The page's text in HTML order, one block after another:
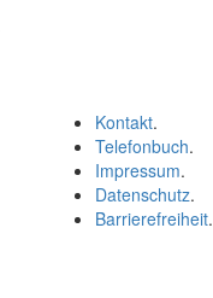
Kontakt.
Telefonbuch.
Impressum.
Datenschutz.
Barrierefreiheit.